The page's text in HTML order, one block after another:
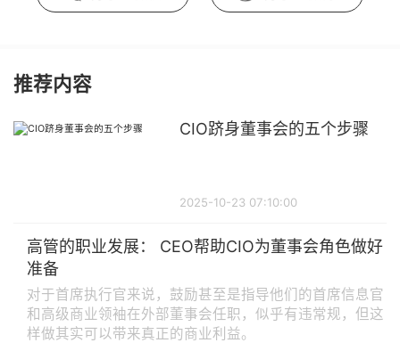
推荐内容
CIO跻身董事会的五个步骤
2025-10-23 07:10:00
高管的职业发展： CEO帮助CIO为董事会角色做好
准备
对于首席执行官来说，鼓励甚至是指导他们的首席信息官
和高级商业领袖在外部董事会任职，似乎有违常规，但这
样做其实可以带来真正的商业利益。